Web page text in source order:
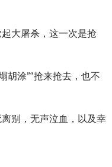
大屠杀，这一次是抢
胡涂”“抢来抢去，也不
别，无声泣血，以及幸